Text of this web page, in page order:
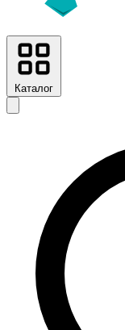
Каталог